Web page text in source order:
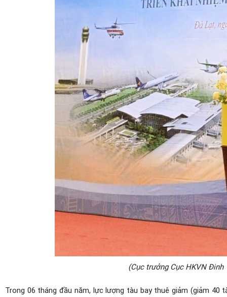
(Cục trưởng Cục HKVN
Trong 06 tháng đầu năm, lực lượng tàu bay thuê giảm (giảm 40